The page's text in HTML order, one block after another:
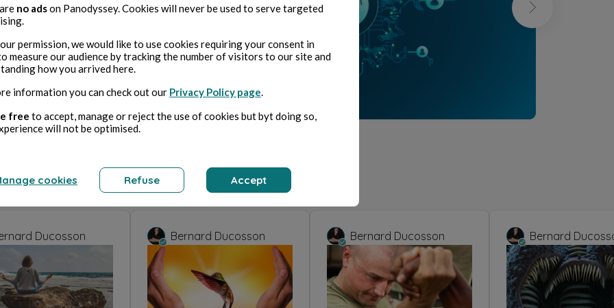
Ducosson Bernard Ducosson Bernard Ducosson Bernard
no adson Panodyssey. Cookies will never be used to serve targeted
permission, we would like to use cookies requiring your consent in
measure our audience by tracking the number of visitors to our site and
how you arrived here.
information you can check out our Privacy Policy page.
free to accept, manage or reject the use of cookies but byt doing so,
will not be optimised.
cookies Refuse Accept